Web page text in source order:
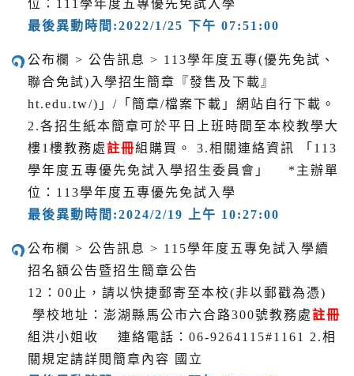
位：111學年度五專優先免試入學
最後異動時間:2022/1/25 下午 07:51:00
公布欄 > 公告訊息 > 113學年度五專(優先免試、
聯合免試)入學招生簡章『發售及下載』
ht.edu.tw/)」/「簡章/檔案下載」網站自行下載。
2.各招生紙本簡章可於平日上班時間至本校教學大
樓1樓教務處註冊組購買。 3.相關連絡資訊 「113
學年度五專優先免試入學招生委員會」 *主辦單
位：113學年度五專優先免試入學
最後異動時間:2024/2/19 上午 10:27:00
公布欄 > 公告訊息 > 115學年度五專免試入學續
招名額公告暨招生簡章公告
12：00止，請以快捷郵寄至本校(非以郵戳為憑)
學校地址：澎湖縣馬公市六合路300號教務處註冊
組洪小姐收 連絡電話：06-9264115#1161 2.相
關規定請詳閱簡章內容 國立